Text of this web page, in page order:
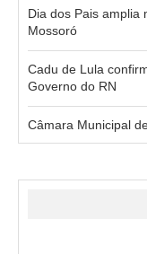
Dia dos Pais amplia
Mossoró
Cadu de Lula
Governo do RN
Câmara Municipal